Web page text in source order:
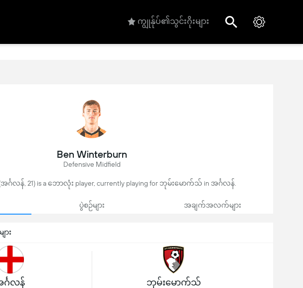
ကျွုန်ုပ်၏သွင်းဂိုးများ
Ben Winterburn
Defensive Midfield
အင်္ဂလန်, 21) is a ဘောလုံး player, currently playing for ဘုမ်းမောက်သ် in အင်္ဂလန်.
ပွဲစဉ်များ အချက်အလက်များ
း
ဂလန် ဘုမ်းမောက်သ်